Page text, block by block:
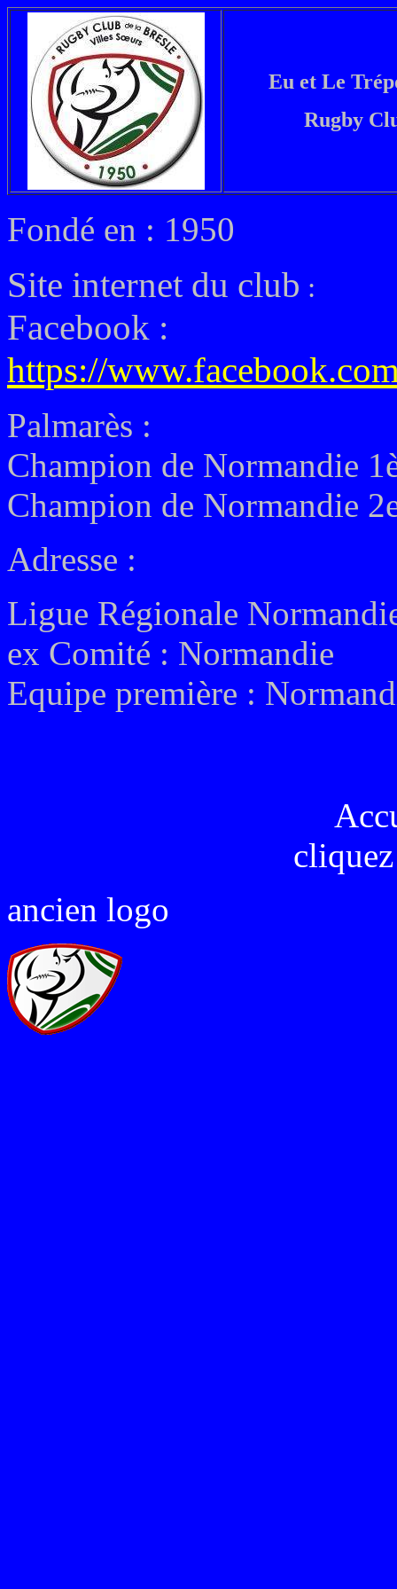
Eu et Le
Rugby
Fondé en : 1950
Site internet du club :
Facebook :
https://
Palmarès :
Champion de Normandie
Champion de Normandie
Adresse :
Ligue Régionale
ex Comité : Normandie
Equipe première :
ancien logo